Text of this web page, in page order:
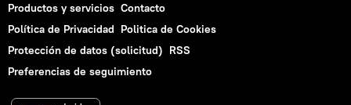
Productos y servicios Contacto
Política de Privacidad Politica de Cookies
Protección de datos (solicitud) RSS
Preferencias de seguimiento